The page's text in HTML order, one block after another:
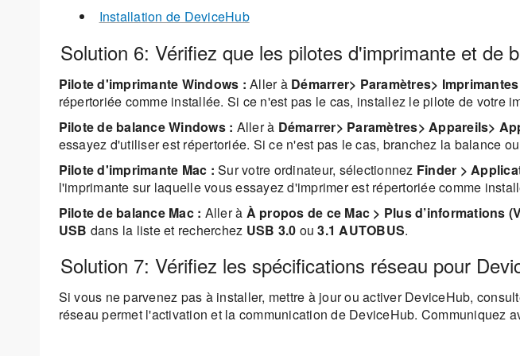
Installation de DeviceHub
Solution 6: Vérifiez que les pilotes d'imprimante et de
Pilote d'imprimante Windows : Aller à Démarrer> Paramètres>
répertoriée comme installée. Si ce n'est pas le cas, installez le pilote de votre
Pilote de balance Windows : Aller à Démarrer> Paramètres> Appareils>
essayez d'utiliser est répertoriée. Si ce n'est pas le cas, branchez la balance
Pilote d'imprimante Mac : Sur votre ordinateur, sélectionnez Finder >
l'imprimante sur laquelle vous essayez d'imprimer est répertoriée comme
Pilote de balance Mac : Aller à À propos de ce Mac > Plus d’informations
USB dans la liste et recherchez USB 3.0 ou3.1 AUTOBUS.
Solution 7: Vérifiez les spécifications réseau pour
Si vous ne parvenez pas à installer, mettre à jour ou activer DeviceHub,
réseau permet l'activation et la communication de DeviceHub. Communiquez